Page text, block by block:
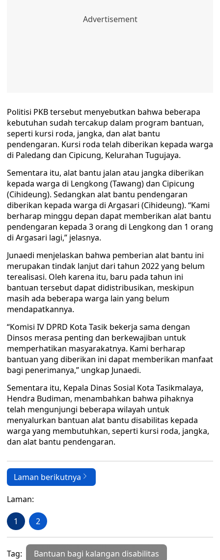
Politisi PKB tersebut menyebutkan bahwa beberapa
kebutuhan sudah tercakup dalam program bantuan,
seperti kursi roda, jangka, dan alat bantu
pendengaran. Kursi roda telah diberikan kepada warga
di Paledang dan Cipicung, Kelurahan Tugujaya.
Sementara itu, alat bantu jalan atau jangka diberikan
kepada warga di Lengkong (Tawang) dan Cipicung
(Cihideung). Sedangkan alat bantu pendengaran
diberikan kepada warga di Argasari (Cihideung). “Kami
berharap minggu depan dapat memberikan alat bantu
pendengaran kepada 3 orang di Lengkong dan 1 orang
di Argasari lagi,” jelasnya.
Junaedi menjelaskan bahwa pemberian alat bantu ini
merupakan tindak lanjut dari tahun 2022 yang belum
terealisasi. Oleh karena itu, baru pada tahun ini
bantuan tersebut dapat didistribusikan, meskipun
masih ada beberapa warga lain yang belum
mendapatkannya.
“Komisi IV DPRD Kota Tasik bekerja sama dengan
Dinsos merasa penting dan berkewajiban untuk
memperhatikan masyarakatnya. Kami berharap
bantuan yang diberikan ini dapat memberikan manfaat
bagi penerimanya,” ungkap Junaedi.
Sementara itu, Kepala Dinas Sosial Kota Tasikmalaya,
Hendra Budiman, menambahkan bahwa pihaknya
telah mengunjungi beberapa wilayah untuk
menyalurkan bantuan alat bantu disabilitas kepada
warga yang membutuhkan, seperti kursi roda, jangka,
dan alat bantu pendengaran.
Laman berikutnya
Laman:
1 2
Tag: Bantuan bagi kalangan disabilitas